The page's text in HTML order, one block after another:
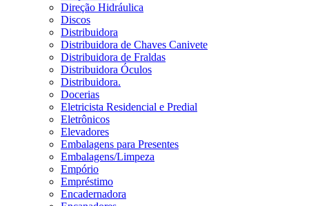
Direção Hidráulica
Discos
Distribuidora
Distribuidora de Chaves Canivete
Distribuidora de Fraldas
Distribuidora Óculos
Distribuidora.
Docerias
Eletricista Residencial e Predial
Eletrônicos
Elevadores
Embalagens para Presentes
Embalagens/Limpeza
Empório
Empréstimo
Encadernadora